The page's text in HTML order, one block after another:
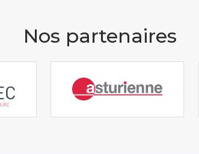
Nos partenaires